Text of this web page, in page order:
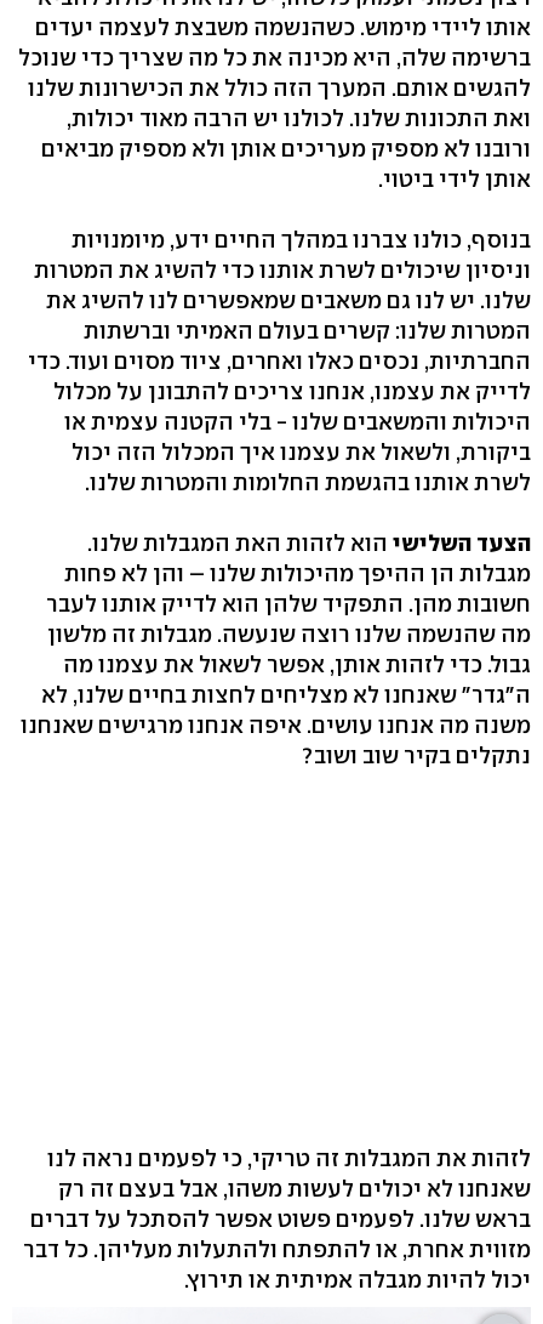
אותו ליידי מימוש. כשהנשמה משבצת לעצמה יעדים
ברשימה שלה, היא מכינה את כל מה שצריך כדי שנוכל
להגשים אותם. המערך הזה כולל את הכישרונות שלנו
ואת התכונות שלנו. לכולנו יש הרבה מאוד יכולות,
ורובנו לא מספיק מעריכים אותן ולא מספיק מביאים
אותן לידי ביטוי.
בנוסף, כולנו צברנו במהלך החיים ידע, מיומנויות
וניסיון שיכולים לשרת אותנו כדי להשיג את המטרות
שלנו. יש לנו גם משאבים שמאפשרים לנו להשיג את
המטרות שלנו: קשרים בעולם האמיתי וברשתות
החברתיות, נכסים כאלו ואחרים, ציוד מסוים ועוד. כדי
לדייק את עצמנו, אנחנו צריכים להתבונן על מכלול
היכולות והמשאבים שלנו - בלי הקטנה עצמית או
ביקורת, ולשאול את עצמנו איך המכלול הזה יכול
לשרת אותנו בהגשמת החלומות והמטרות שלנו.
הצעד השלישי הוא לזהות האת המגבלות שלנו.
מגבלות הן ההיפך מהיכולות שלנו – והן לא פחות
חשובות מהן. התפקיד שלהן הוא לדייק אותנו לעבר
מה שהנשמה שלנו רוצה שנעשה. מגבלות זה מלשון
גבול. כדי לזהות אותן, אפשר לשאול את עצמנו מה
ה"גדר" שאנחנו לא מצליחים לחצות בחיים שלנו, לא
משנה מה אנחנו עושים. איפה אנחנו מרגישים שאנחנו
נתקלים בקיר שוב ושוב?
לזהות את המגבלות זה טריקי, כי לפעמים נראה לנו
שאנחנו לא יכולים לעשות משהו, אבל בעצם זה רק
בראש שלנו. לפעמים פשוט אפשר להסתכל על דברים
מזווית אחרת, או להתפתח ולהתעלות מעליהן. כל דבר
יכול להיות מגבלה אמיתית או תירוץ.